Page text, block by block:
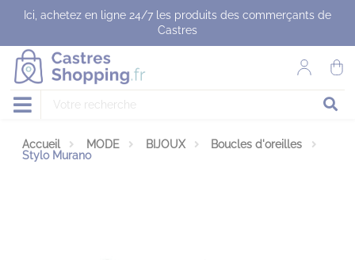
Ici, achetez en ligne 24/7 les produits des commerçants de
Castres
Accueil MODE BIJOUX
Boucles d'oreilles
Stylo Murano
Panneau de gestion des cookies